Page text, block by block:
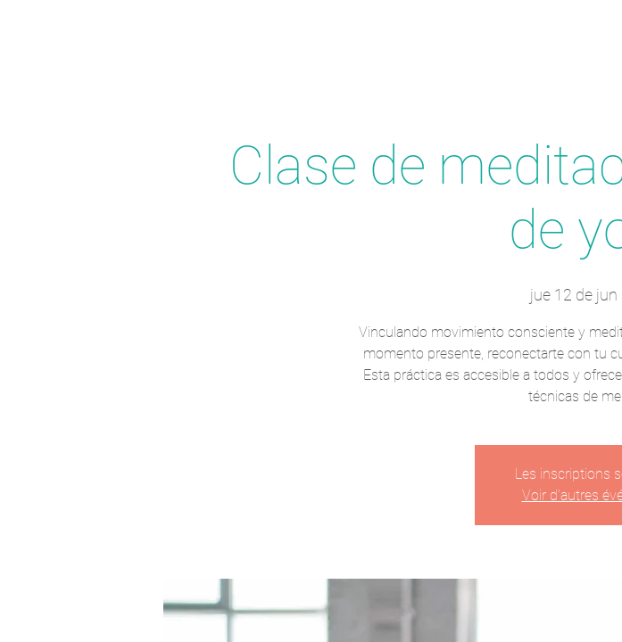
Clase de
de
jue 12 de jun
Vinculando movimiento consciente y
momento presente, reconectarte con tu
Esta práctica es accesible a todos y
técnicas de
Les inscriptions
Voir d'autres